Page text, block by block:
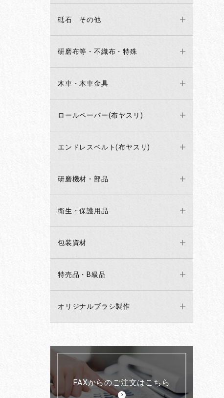
砥石 その他
研磨布等・不織布・特殊
木車・木車金具
ロールペーパー(布ヤスリ)
エンドレスベルト(布ヤスリ)
研磨機材・部品
衛生・保護用品
包装資材
特売品・B級品
オリジナルブラシ製作
FAXからのご注文はこちら